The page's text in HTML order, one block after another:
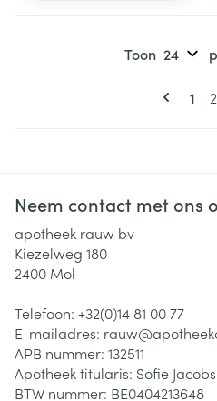
U
1 2
Toon
Neem contact met ons
apotheek rauw bv
Kiezelweg 180
2400 Mol
Telefoon: +32(0)14 81 00 77
E-mailadres: rauw@
APB nummer: 132511
Apotheek titularis: Sofie Jacobs
BTW nummer: BE0404213648